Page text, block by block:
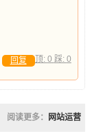
顶: 0 踩: 0
回复
阅读更多： 网站运营